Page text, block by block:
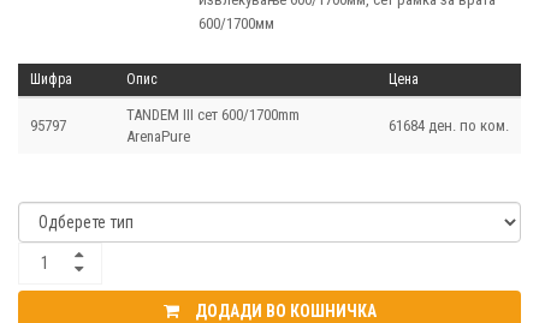
600/1700мм
Шифра Опис Цена
95797
TANDEM III сет 600/1700mm
ArenaPure
61684 ден. по ком.
ДОДАДИ ВО КОШНИЧКА